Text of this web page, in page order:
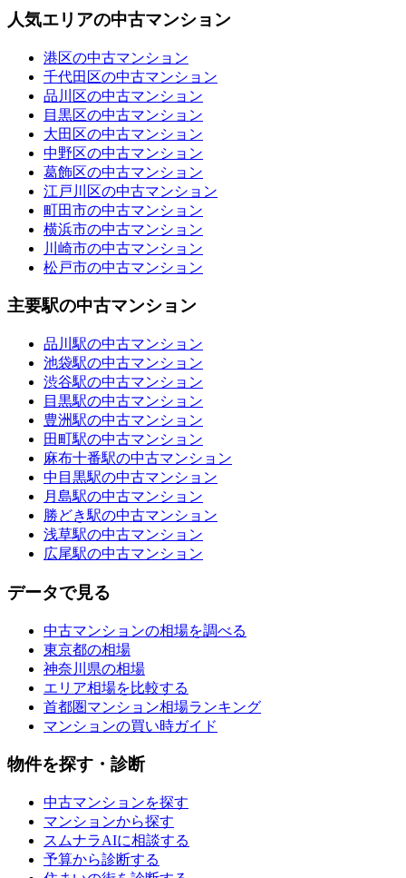
人気エリアの中古マンション
港区の中古マンション
千代田区の中古マンション
品川区の中古マンション
目黒区の中古マンション
大田区の中古マンション
中野区の中古マンション
葛飾区の中古マンション
江戸川区の中古マンション
町田市の中古マンション
横浜市の中古マンション
川崎市の中古マンション
松戸市の中古マンション
主要駅の中古マンション
品川駅の中古マンション
池袋駅の中古マンション
渋谷駅の中古マンション
目黒駅の中古マンション
豊洲駅の中古マンション
田町駅の中古マンション
麻布十番駅の中古マンション
中目黒駅の中古マンション
月島駅の中古マンション
勝どき駅の中古マンション
浅草駅の中古マンション
広尾駅の中古マンション
データで見る
中古マンションの相場を調べる
東京都の相場
神奈川県の相場
エリア相場を比較する
首都圏マンション相場ランキング
マンションの買い時ガイド
物件を探す・診断
中古マンションを探す
マンションから探す
スムナラAIに相談する
予算から診断する